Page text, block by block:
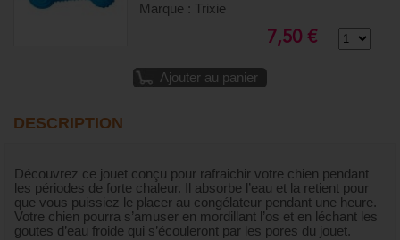
Marque : Trixie
7,50 €
Ajouter au panier
DESCRIPTION
Découvrez ce jouet conçu pour rafraichir votre chien pendant
les périodes de forte chaleur. Il absorbe l’eau et la retient pour
que vous puissiez le placer au congélateur pendant une heure.
Votre chien pourra s’amuser en mordillant l’os et en léchant les
goutes d’eau froide qui s’écouleront par les pores du jouet.